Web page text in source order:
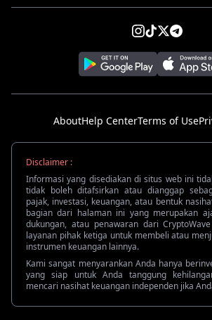
AboutHelp CenterTerms of Use
Disclaimer :
Informasi yang disediakan di situs web ini
tidak boleh ditafsirkan atau dianggap
pajak, investasi, keuangan, atau bentuk
bagian dari halaman ini yang merupakan
dukungan, atau penawaran dari
layanan pihak ketiga untuk membeli atau
instrumen keuangan lainnya.
Kami sangat menyarankan Anda hanya
yang siap untuk Anda tanggung
mencari nasihat keuangan independen jika